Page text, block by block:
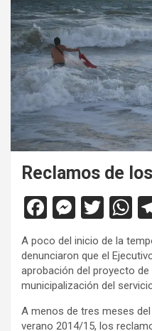
Reclamos de
F
ce
b
o
o
M
es
se
n
g
er
T
wi
tt
er
W
at
s
A
p
A poco del inicio de la
denunciaron que el
aprobación del proyecto
municipalización del
A menos de tres meses
verano 2014/15, los